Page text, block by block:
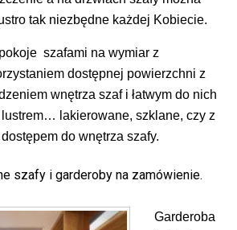
tak niezbędne każdej Kobiecie.
szafami na wymiar z
dostępnej powierzchni z
wnętrza szaf i łatwym do nich
lakierowane, szklane, czy z
dostępem do wnętrza szafy.
szafy i garderoby na zamówienie.
Garderoba